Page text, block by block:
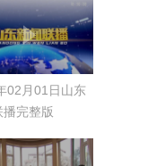
02月01日山东
播完整版